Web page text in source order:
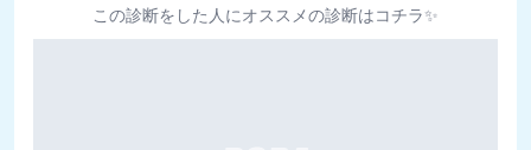
この診断をした人にオススメの診断はコチラ✨